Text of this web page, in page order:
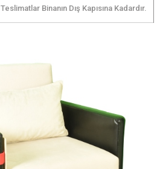
Teslimatlar Binanın Dış Kapısına Kadardır.